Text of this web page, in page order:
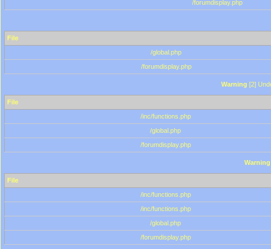
/forumdisplay.php
File
/global.php
/forumdisplay.php
Warning [2]
File
/inc/functions.php
/global.php
/forumdisplay.php
Warning
File
/inc/functions.php
/inc/functions.php
/global.php
/forumdisplay.php